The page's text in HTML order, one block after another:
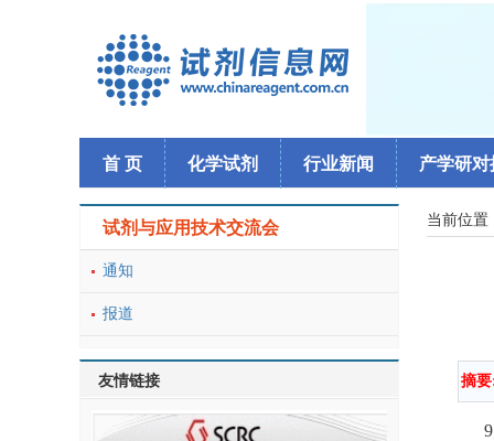
首 页 化学试剂 行业新闻 产学研对
试剂与应用技术交流会
通知
报道
友情链接
当前位置
摘